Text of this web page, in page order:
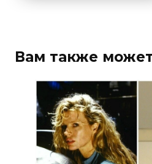
Вам также